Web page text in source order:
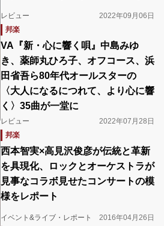
レビュー
2022年09月06日
邦楽
VA『新・心に響く唄』中島みゆ
き、薬師丸ひろ子、オフコース、浜
田省吾ら80年代オールスターの
〈大人になるにつれて、より心に響
く〉35曲が一堂に
レビュー
2022年07月28日
邦楽
西本智実×高見沢俊彦が伝統と革新
を具現化、ロックとオーケストラが
見事なコラボ見せたコンサートの模
様をレポート
イベント&ライブ・レポート
2016年04月26日